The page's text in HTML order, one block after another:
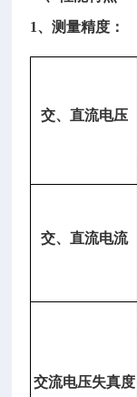
1、测量精度：
交、直流电压
交、直流电流
交流电压失真度